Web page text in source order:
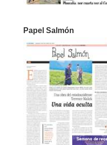
Papel Salmón